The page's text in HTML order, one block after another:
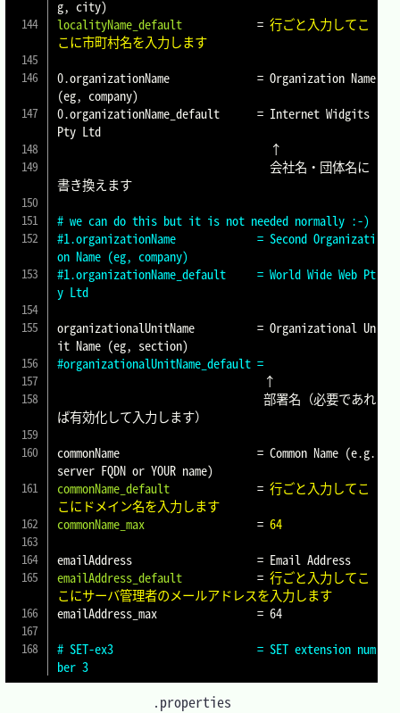
localityName_default
= 行ごと入力してこ
こに市町村名を入力します
0.organizationName = Organization Name
(eg, company)
0.organizationName_default = Internet Widgits
Pty Ltd
書き換えます
# we can do this but it is not needed normally :-)
#1.organizationName		= Second Organizati
on Name (eg, company)
#1.organizationName_default	= World Wide Web Pt
y Ltd
organizationalUnitName = Organizational Un
#organizationalUnitName_default	=
ば有効化して入力します）
commonName = Common Name (e.g.
commonName_default
= 行ごと入力してこ
こにドメイン名を入力します
commonName_max
= 64
emailAddress =
Email Address
emailAddress_default
= 行ごと入力してこ
こにサーバ管理者のメールアドレスを入力します
emailAddress_max = 64
# SET-ex3			= SET extension num
ber 3
.properties